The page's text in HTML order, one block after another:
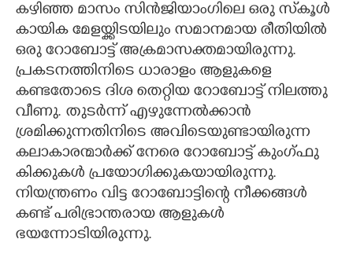
കഴിഞ്ഞ മാസം സിൻജിയാംഗിലെ ഒരു സ്‌കൂൾ
കായിക മേളയ്ക്കിടയിലും സമാനമായ രീതിയിൽ
ഒരു റോബോട്ട് അക്രമാസക്തമായിരുന്നു.
പ്രകടനത്തിനിടെ ധാരാളം ആളുകളെ
കണ്ടതോടെ ദിശ തെറ്റിയ റോബോട്ട് നിലത്തു
വീണു. തുടർന്ന് എഴുന്നേൽക്കാൻ
ശ്രമിക്കുന്നതിനിടെ അവിടെയുണ്ടായിരുന്ന
കലാകാരന്മാർക്ക് നേരെ റോബോട്ട് കുംഗ്ഫു
കിക്കുകൾ പ്രയോഗിക്കുകയായിരുന്നു.
നിയന്ത്രണം വിട്ട റോബോട്ടിന്റെ നീക്കങ്ങൾ
കണ്ട് പരിഭ്രാന്തരായ ആളുകൾ
ഭയന്നോടിയിരുന്നു.